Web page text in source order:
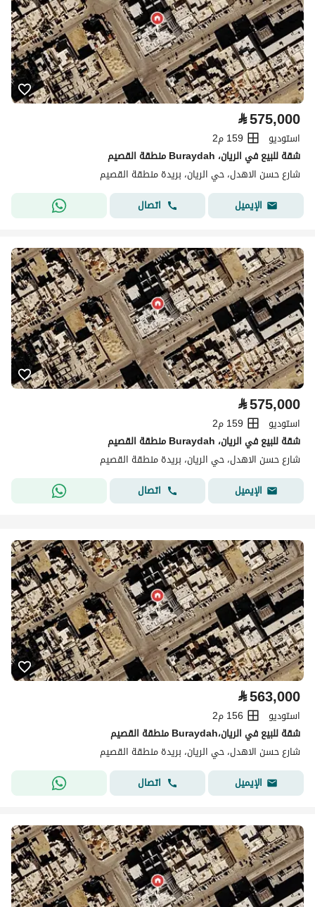
⃁575,000
استوديو
159 م2
شقة للبيع في الريان، Buraydah منطقة القصيم
شارع حسن الاهدل، حي الريان، بريدة منطقة القصيم
الإيميل
اتصال
⃁575,000
استوديو
159 م2
شقة للبيع في الريان، Buraydah منطقة القصيم
شارع حسن الاهدل، حي الريان، بريدة منطقة القصيم
الإيميل
اتصال
⃁563,000
استوديو
156 م2
شقة للبيع في الريان،Buraydah منطقة القصيم
شارع حسن الاهدل، حي الريان، بريدة منطقة القصيم
الإيميل
اتصال